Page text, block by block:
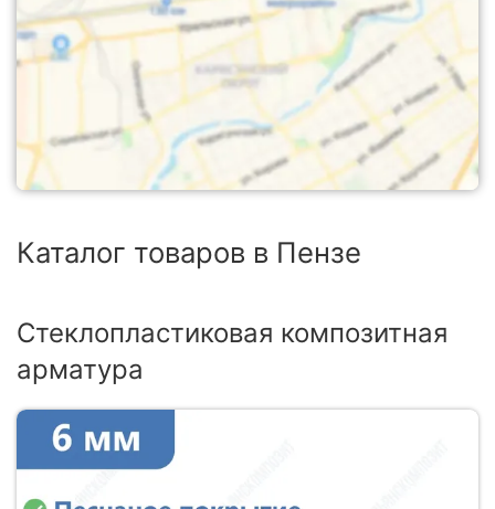
Каталог товаров в Пензе
Стеклопластиковая композитная
арматура